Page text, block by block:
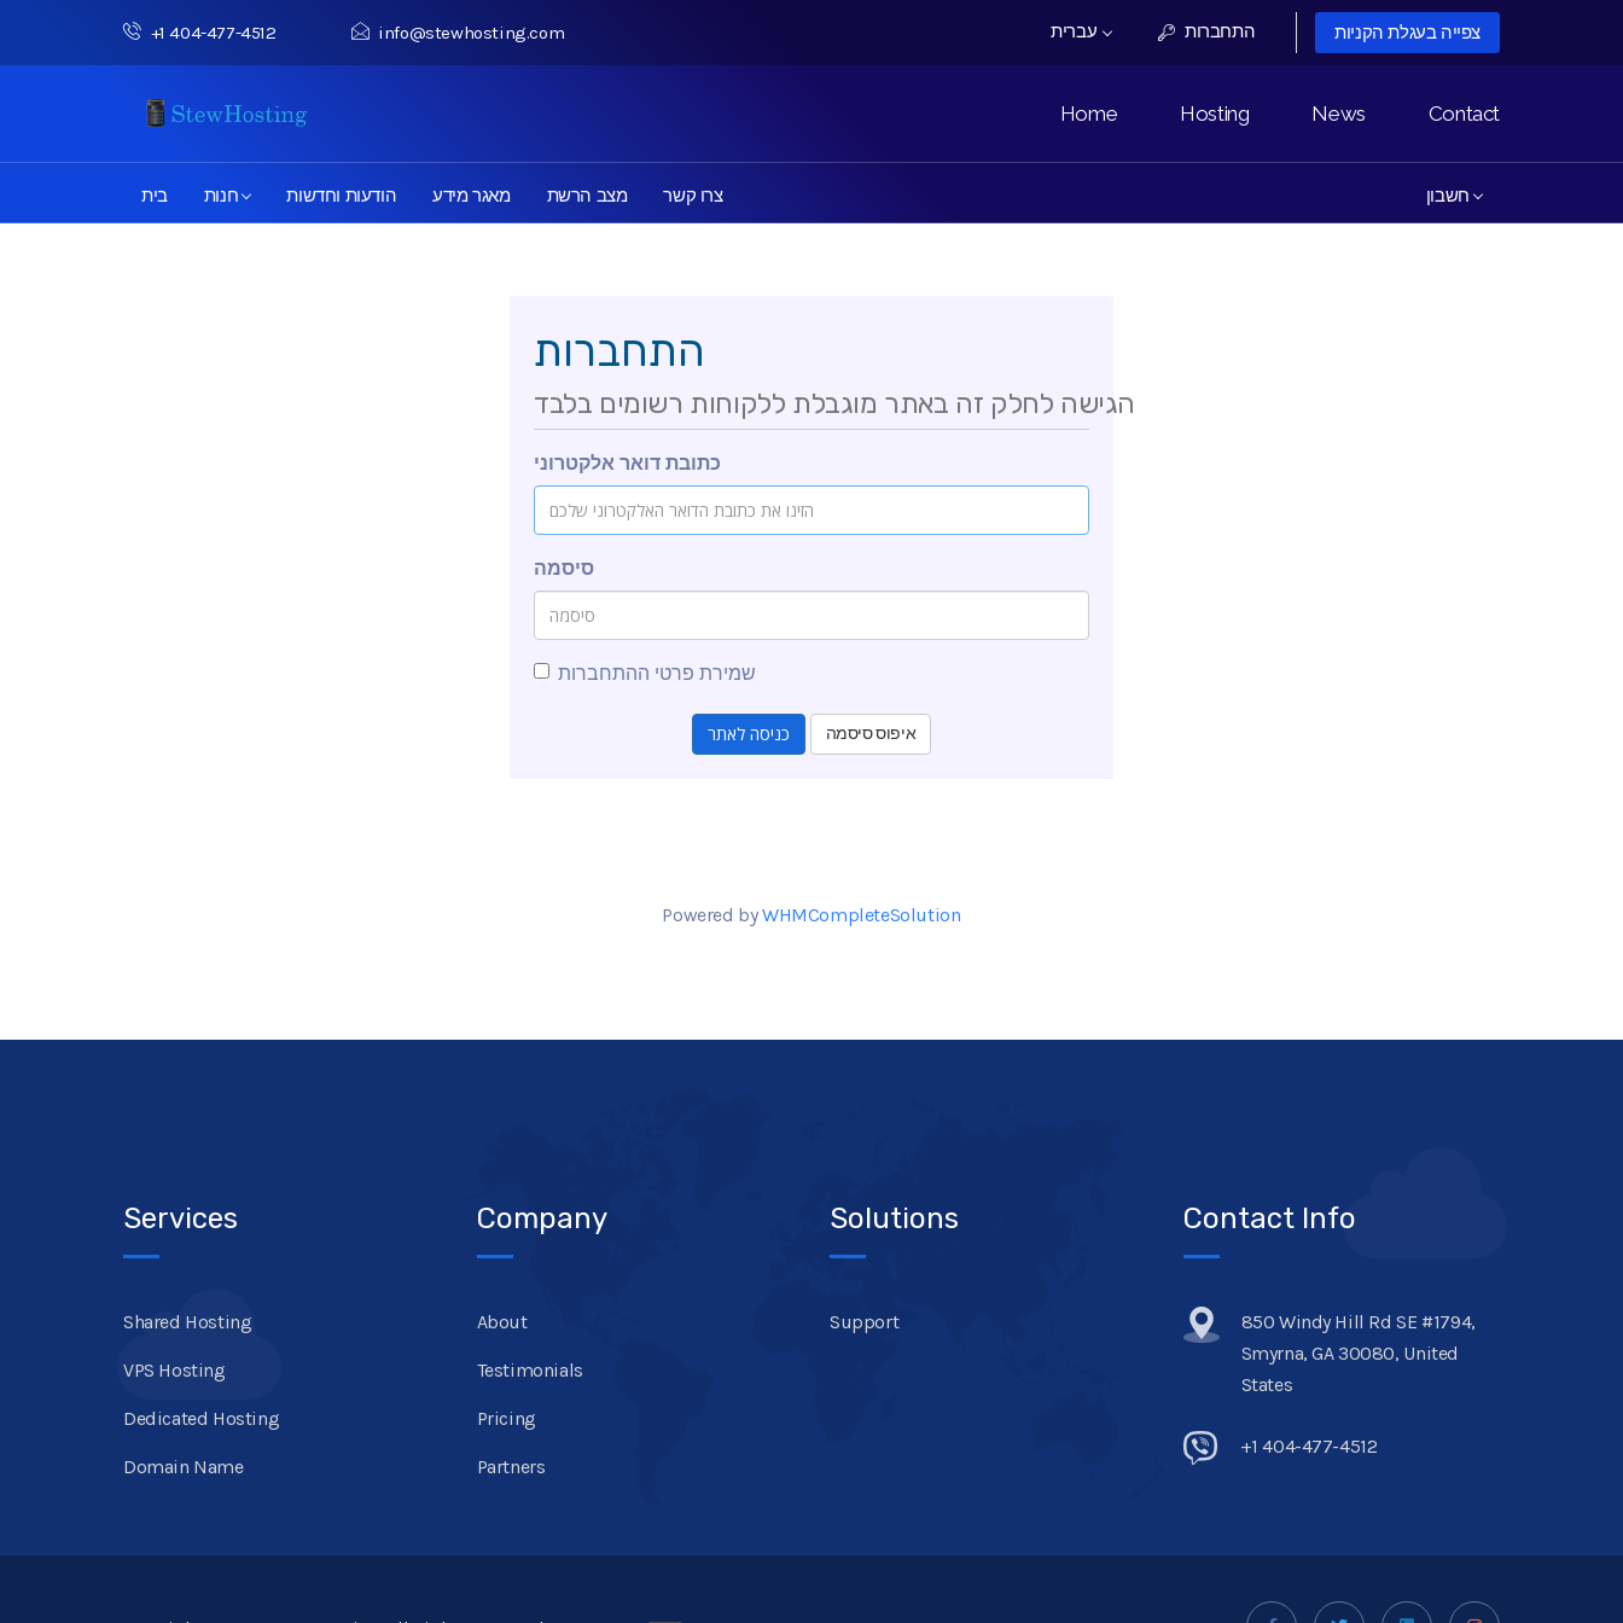
+1 404-477-4512 info@stewhosting.com התחברות צפייה בעגלת הקניות
Home Hosting News Contact
בית חנות הודעות וחדשות מאגר מידע מצב הרשת צרו קשר חשבון
התחברות
הגישה לחלק זה באתר מוגבלת ללקוחות רשומים בלבד
כתובת דואר אלקטרוני
סיסמה
שמירת פרטי ההתחברות
איפוס סיסמה
Powered byWHMCompleteSolution
Services
Shared Hosting
VPS Hosting
Dedicated Hosting
Domain Name
Company
About
Testimonials
Pricing
Partners
Solutions
Support
Contact Info
850 Windy Hill Rd SE #1794,
Smyrna, GA 30080, United
States
+1 404-477-4512